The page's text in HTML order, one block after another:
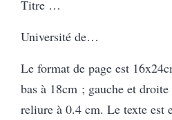
Titre …
Université de…
Le format de page est
bas à 18cm ; gauche et
reliure à 0.4 cm. Le texte est